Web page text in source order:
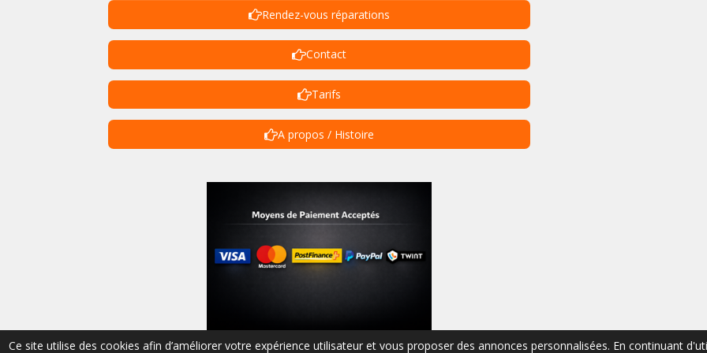
Ce site utilise des cookies afin d’améliorer votre expérience utilisateur et vous proposer des annonces personnalisées. En continuant
Rendez-vous réparations
Contact
Tarifs
A propos / Histoire
© 2023 - 2026 vip-cycles-trottinettes-valais